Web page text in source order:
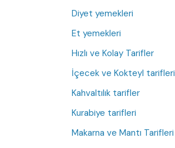
Diyet yemekleri
Et yemekleri
Hızlı ve Kolay Tarifler
İçecek ve Kokteyl tarifleri
Kahvaltılık tarifler
Kurabiye tarifleri
Makarna ve Mantı Tarifleri